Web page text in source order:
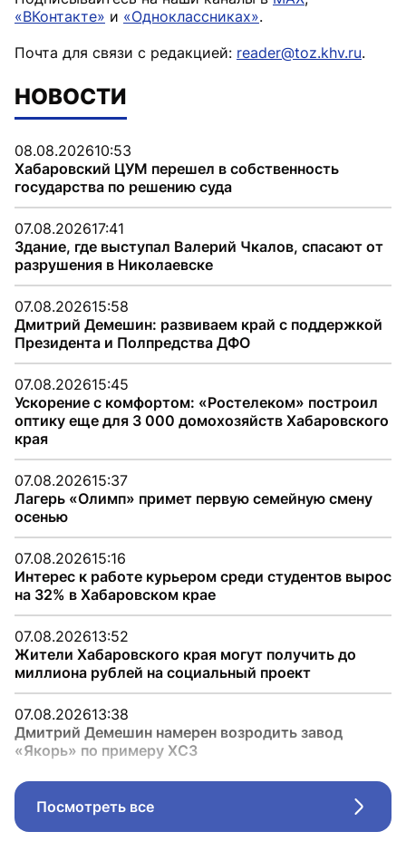
«ВКонтакте» и «Одноклассниках».
Почта для связи с редакцией: reader@toz.khv.ru.
НОВОСТИ
08.08.202610:53
Хабаровский ЦУМ перешел в собственность
государства по решению суда
07.08.202617:41
Здание, где выступал Валерий Чкалов, спасают от
разрушения в Николаевске
07.08.202615:58
Дмитрий Демешин: развиваем край с поддержкой
Президента и Полпредства ДФО
07.08.202615:45
Ускорение с комфортом: «Ростелеком» построил
оптику еще для 3 000 домохозяйств Хабаровского
края
07.08.202615:37
Лагерь «Олимп» примет первую семейную смену
осенью
07.08.202615:16
Интерес к работе курьером среди студентов вырос
на 32% в Хабаровском крае
07.08.202613:52
Жители Хабаровского края могут получить до
миллиона рублей на социальный проект
07.08.202613:38
Дмитрий Демешин намерен возродить завод
«Якорь» по примеру ХСЗ
Посмотреть все